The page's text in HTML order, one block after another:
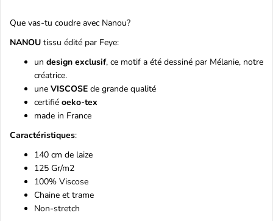
Que vas-tu coudre avec Nanou?
NANOU tissu édité par Feye:
un design exclusif, ce motif a été dessiné par Mélanie, notre
créatrice.
une VISCOSE de grande qualité
certifié oeko-tex
made in France
Caractéristiques:
140 cm de laize
125 Gr/m2
100% Viscose
Chaine et trame
Non-stretch